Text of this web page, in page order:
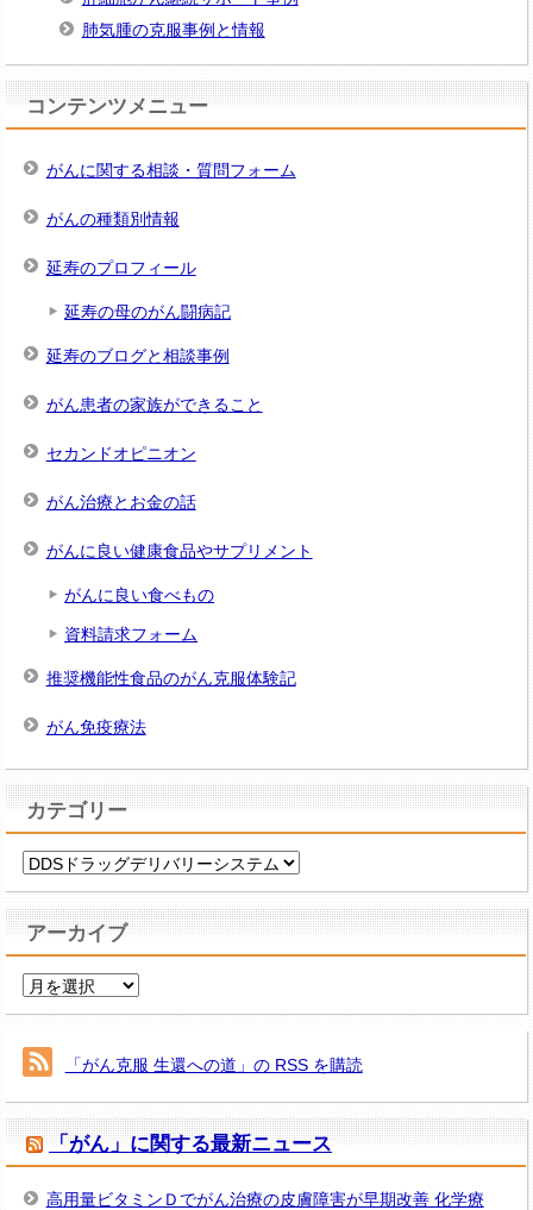
肺気腫の克服事例と情報
コンテンツメニュー
がんに関する相談・質問フォーム
がんの種類別情報
延寿のプロフィール
延寿の母のがん闘病記
延寿のブログと相談事例
がん患者の家族ができること
セカンドオピニオン
がん治療とお金の話
がんに良い健康食品やサプリメント
がんに良い食べもの
資料請求フォーム
推奨機能性食品のがん克服体験記
がん免疫療法
カテゴリー
カ
ゴ
リ
ー
アーカイブ
ア
イ
「がん克服 生還への道」の RSS を購読
「がん」に関する最新ニュース
高用量ビタミンＤでがん治療の皮膚障害が早期改善 化学療